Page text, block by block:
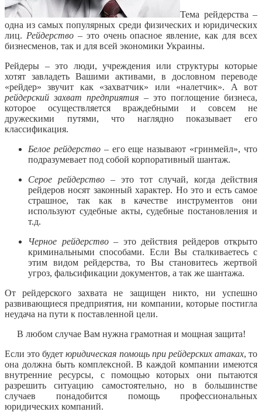
Тема рейдерства –
одна из самых популярных среди физических и юридических
лиц. Рейдерство– это очень опасное явление, как для всех
бизнесменов, так и для всей экономики Украины.
Рейдеры – это люди, учреждения или структуры которые
хотят завладеть Вашими активами, в дословном переводе
«рейдер» звучит как «захватчик» или «налетчик». А вот
рейдерский захват предприятия – это поглощение бизнеса,
которое осуществляется враждебными и совсем не
дружескими путями, что наглядно показывает его
классификация.
Белое рейдерство– его еще называют «гринмейл», что
подразумевает под собой корпоративный шантаж.
Серое рейдерство – это тот случай, когда действия
рейдеров носят законный характер. Но это и есть самое
страшное, так как в качестве инструментов они
используют судебные акты, судебные постановления и
т.д.
Черное рейдерство– это действия рейдеров открыто
криминальными способами. Если Вы сталкиваетесь с
этим видом рейдерства, то Вы становитесь жертвой
угроз, фальсификации документов, а так же шантажа.
От рейдерского захвата не защищен никто, ни успешно
развивающиеся предприятия, ни компании, которые постигла
неудача на пути к поставленной цели.
В любом случае Вам нужна грамотная и мощная защита!
Если это будетюридическая помощь при рейдерских атаках, то
она должна быть комплексной. В каждой компании имеются
внутренние ресурсы, с помощью которых они пытаются
разрешить ситуацию самостоятельно, но в большинстве
случаев понадобится помощь профессиональных
юридических компаний.